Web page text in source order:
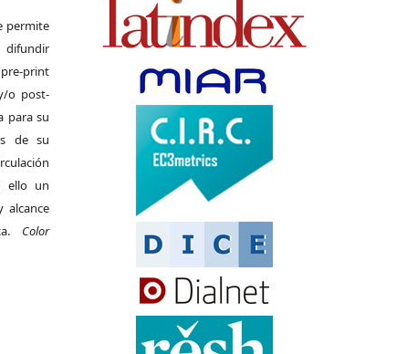
permite
print
o post-
para su
de su
ello un
alcance
Color